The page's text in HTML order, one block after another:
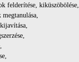
felderítése, kiküszöbölése,